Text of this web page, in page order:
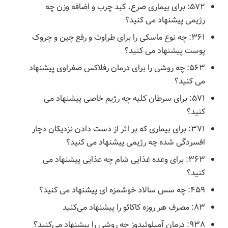
۵۷۲: برای بیماری صرع، کبد چرب و اضافه وزن چه
رژیمی پیشنهاد می کنید؟
۳۶۱: چه نوع ماسکی را برای طراوت و رفع چین و چروک
پوست پیشنهاد می کنید؟
۵۶۳: چه روشی را برای درمان رفلاکس صفراوی پیشنهاد
می کنید؟
۵۷۱: برای سرطان کلیه چه رژیم خاصی پیشنهاد می
کنید؟
۳۷۱: برای بیماری که بر اثر از دست دادن نزدیکان دچار
افسردگی شده چه رژیمی پیشنهاد می کنید؟
۳۶۳: برای وعده غذایی شام چه غذایی پیشنهاد می
کنید؟
۴۵۹: چه سس سالاد خوشمزه ای پیشنهاد می کنید؟
۸۳: مصرف هر روزه کاکائو را پیشنهاد می‌کنید
۹۳۸: درمان آمیلوئیدوز چه روشی را پیشنهاد می‌کنید؟